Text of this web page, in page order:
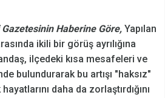
Haberine Göre, Yapılan
ikili bir görüş ayrılığına
ilçedeki kısa mesafeleri ve
bulundurarak bu artışı "haksız"
daha da zorlaştırdığını